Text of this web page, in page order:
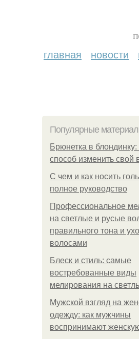
главная новости
Популярные
Брюнетка в блондинку:
способ изменить свой
С чем и как носить
полное руководство
Профессиональное
на светлые и русые
правильного тона и
волосами
Блеск и стиль: самые
востребованные виды
мелирования на
Мужской взгляд на
одежду: как мужчины
воспринимают